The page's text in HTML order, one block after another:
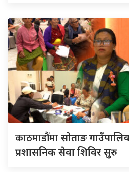
काठमाडौंमासोताङ
प्रशासनिक सेवा शिविर सुरु